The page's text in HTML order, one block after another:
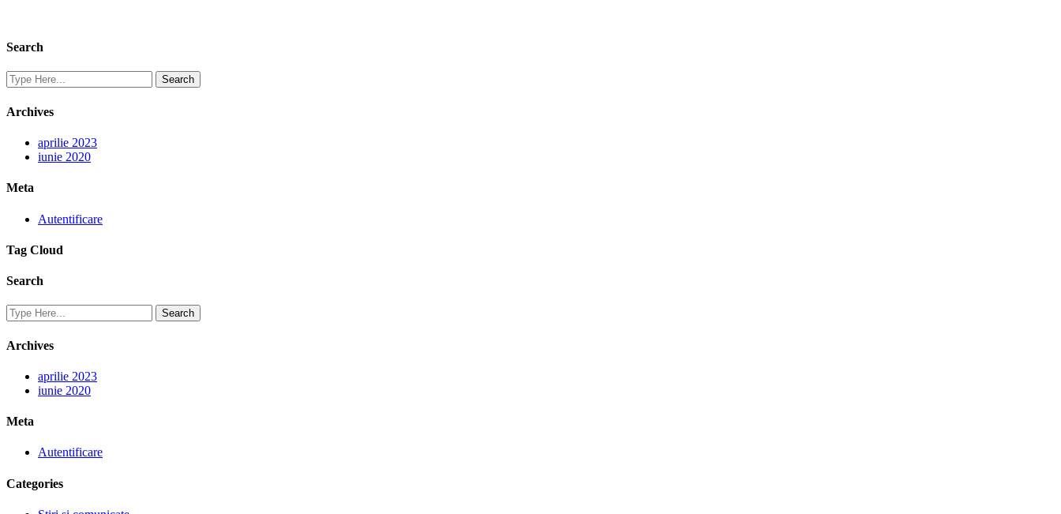
Search
Archives
aprilie 2023
iunie 2020
Meta
Autentificare
Tag Cloud
Search
Archives
aprilie 2023
iunie 2020
Meta
Autentificare
Categories